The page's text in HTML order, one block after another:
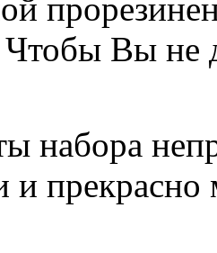
Вы не
набора
и